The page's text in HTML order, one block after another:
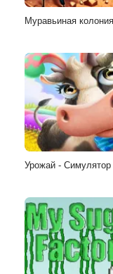
Муравьиная колония
Урожай -